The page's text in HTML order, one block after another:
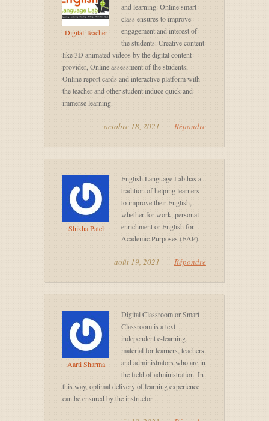
Digital Teacher
and learning. Online smart
class ensures to improve
engagement and interest of
the students. Creative content
like 3D animated videos by the digital content
provider, Online assessment of the students,
Online report cards and interactive platform with
the teacher and other student induce quick and
immerse learning.
octobre 18, 2021 Répondre
Shikha Patel
English Language Lab has a
tradition of helping learners
to improve their English,
whether for work, personal
enrichment or English for
Academic Purposes (EAP)
août 19, 2021 Répondre
Aarti Sharma
Digital Classroom or Smart
Classroom is a text
independent e-learning
material for learners, teachers
and administrators who are in
the field of administration. In
this way, optimal delivery of learning experience
can be ensured by the instructor